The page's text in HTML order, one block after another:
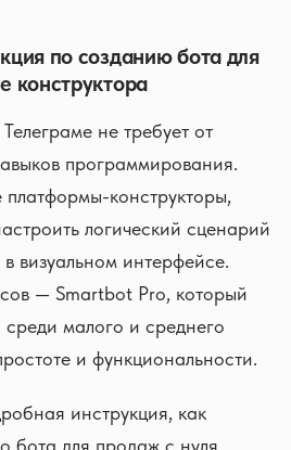
по созданию бота для
конструктора
не требует от
программирования.
конструкторы,
логический сценарий
визуальном интерфейсе.
— Smartbot Pro, который
малого и среднего
и функциональности.
инструкция, как
бота для продаж с нуля.